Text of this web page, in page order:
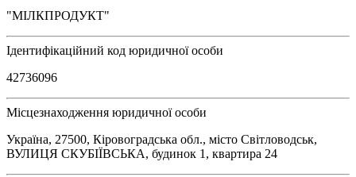
"МІЛКПРОДУКТ"
Ідентифікаційний код юридичної особи
42736096
Місцезнаходження юридичної особи
Україна, 27500, Кіровоградська обл., місто Світловодськ,
ВУЛИЦЯ СКУБІЇВСЬКА, будинок 1, квартира 24